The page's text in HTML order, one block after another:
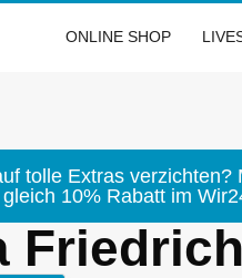
ONLINE SHOP
tolle Extras
10% Rabatt im